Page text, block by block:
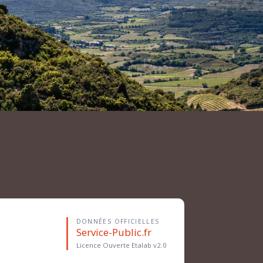
DONNÉES OFFICIELLES
Service-Public.fr
Licence Ouverte Etalab v2.0